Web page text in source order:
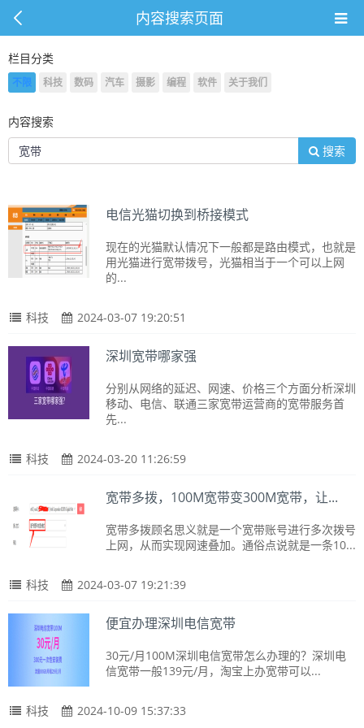
内容搜索页面
栏目分类
不限 科技 数码 汽车 摄影 编程 软件 关于我们
内容搜索
搜索
电信光猫切换到桥接模式
现在的光猫默认情况下一般都是路由模式，也就是
用光猫进行宽带拨号，光猫相当于一个可以上网
的...
科技 2024-03-07 19:20:51
深圳宽带哪家强
分别从网络的延迟、网速、价格三个方面分析深圳
移动、电信、联通三家宽带运营商的宽带服务首
先...
科技 2024-03-20 11:26:59
宽带多拨，100M宽带变300M宽带，让...
宽带多拨顾名思义就是一个宽带账号进行多次拨号
上网，从而实现网速叠加。通俗点说就是一条10...
科技 2024-03-07 19:21:39
便宜办理深圳电信宽带
30元/月100M深圳电信宽带怎么办理的？深圳电
信宽带一般139元/月，淘宝上办宽带可以...
科技 2024-10-09 15:37:33